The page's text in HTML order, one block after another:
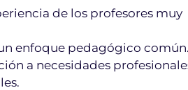
de los profesores muy
enfoque pedagógico
a necesidades